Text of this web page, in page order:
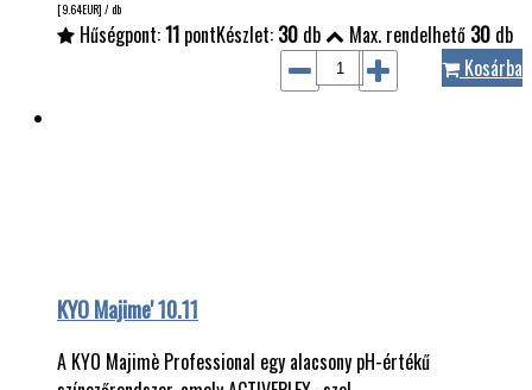
[9.64EUR] / db
Hűségpont:11 pontKészlet: 30 db Max. rendelhető 30 db
Kosárba
KYO Majime' 10.11
A KYO Majimè Professional egy alacsony pH-értékű